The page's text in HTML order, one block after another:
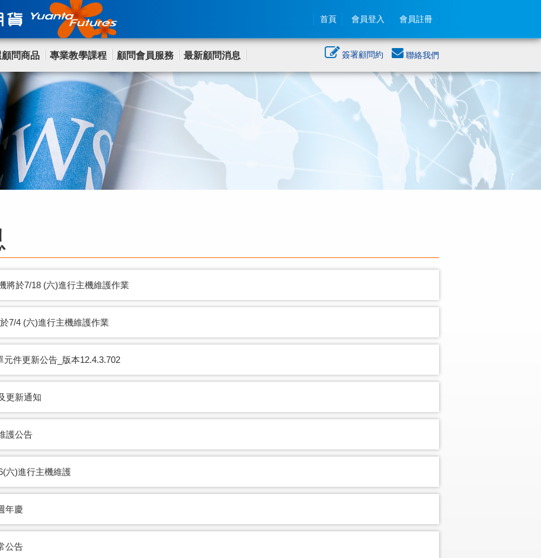
首頁 會員登入 會員註冊
問商品 專業教學課程 顧問會員服務 最新顧問消息 簽署顧問約 聯絡我們
將於7/18 (六)進行主機維護作業
7/4 (六)進行主機維護作業
元件更新公告_版本12.4.3.702
更新通知
護公告
六)進行主機維護
年慶
公告